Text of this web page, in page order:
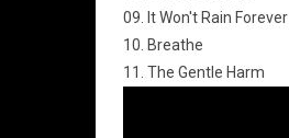
09. It Won't Rain Forever
10. Breathe
11. The Gentle Harm